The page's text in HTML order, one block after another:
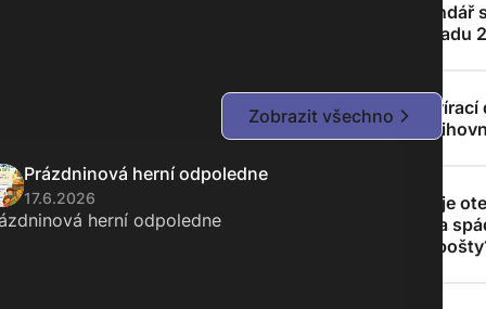
Zobrazit všechno
Prázdninová herní odpoledne
17.6.2026
herní odpoledne
Kalendář
odpadu
Otevírací
Jaká je
doba